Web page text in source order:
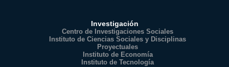
Investigación
Centro de Investigaciones Sociales
Instituto de Ciencias Sociales y Disciplinas
Proyectuales
Instituto de Economía
Instituto de Tecnología